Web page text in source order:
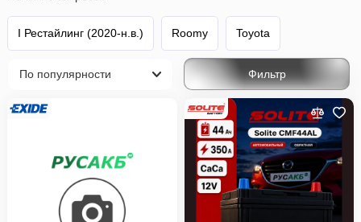
I Рестайлинг (2020-н.в.) Roomy Toyota
Фильтр